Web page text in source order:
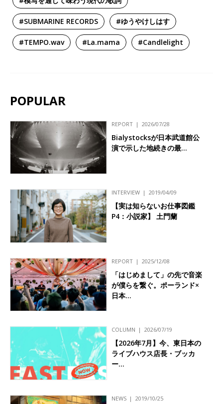
#SUBMARINE RECORDS #ゆうやけしはす
#TEMPO.wav #La.mama #Candlelight
POPULAR
REPORT 2026/07/28
Bialystocksが日本武道館公
演で示した地続きの最…
INTERVIEW 2019/04/09
【実は知らないお仕事図鑑
P4：小説家】 土門蘭
REPORT 2025/12/08
「はじめまして」の先で音楽
が僕らを繋ぐ。ポーランド×
日本…
COLUMN 2026/07/19
【2026年7月】今、東日本の
ライブハウス店長・ブッカ
ー…
NEWS 2019/10/25